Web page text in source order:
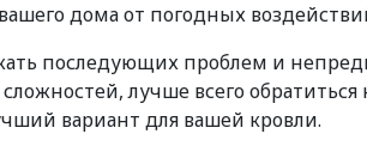
дома от погодных
последующих проблем и
лучше всего
вариант для вашей кровли.